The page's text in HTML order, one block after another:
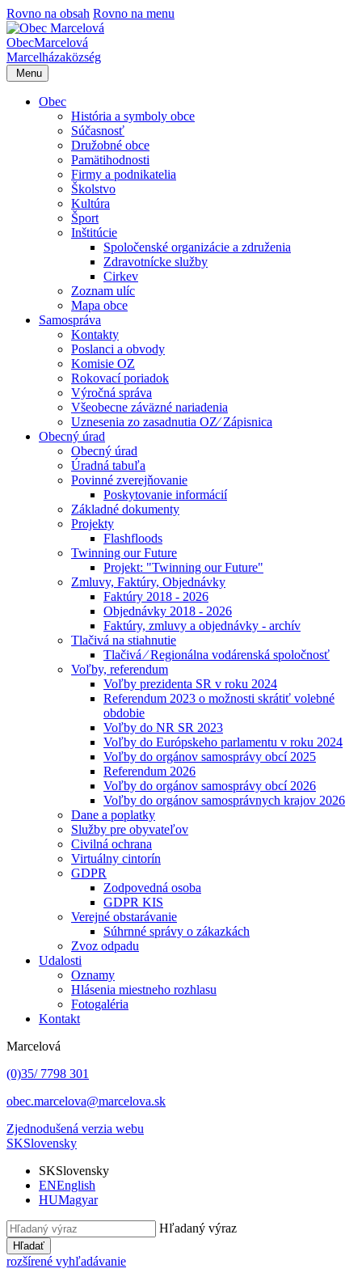
Rovno na obsah Rovno na menu
ObecMarcelová
Marcelházaközség
Menu
Obec
História a symboly obce
Súčasnosť
Družobné obce
Pamätihodnosti
Firmy a podnikatelia
Školstvo
Kultúra
Šport
Inštitúcie
Spoločenské organizácie a združenia
Zdravotnícke služby
Cirkev
Zoznam ulíc
Mapa obce
Samospráva
Kontakty
Poslanci a obvody
Komisie OZ
Rokovací poriadok
Výročná správa
Všeobecne záväzné nariadenia
Uznesenia zo zasadnutia OZ⁄ Zápisnica
Obecný úrad
Obecný úrad
Úradná tabuľa
Povinné zverejňovanie
Poskytovanie informácií
Základné dokumenty
Projekty
Flashfloods
Twinning our Future
Projekt: "Twinning our Future"
Zmluvy, Faktúry, Objednávky
Faktúry 2018 - 2026
Objednávky 2018 - 2026
Faktúry, zmluvy a objednávky - archív
Tlačivá na stiahnutie
Tlačivá ⁄ Regionálna vodárenská spoločnosť
Voľby, referendum
Voľby prezidenta SR v roku 2024
Referendum 2023 o možnosti skrátiť volebné
obdobie
Voľby do NR SR 2023
Voľby do Európskeho parlamentu v roku 2024
Voľby do orgánov samosprávy obcí 2025
Referendum 2026
Voľby do orgánov samosprávy obcí 2026
Voľby do orgánov samosprávnych krajov 2026
Dane a poplatky
Služby pre obyvateľov
Civilná ochrana
Virtuálny cintorín
GDPR
Zodpovedná osoba
GDPR KIS
Verejné obstarávanie
Súhrnné správy o zákazkách
Zvoz odpadu
Udalosti
Oznamy
Hlásenia miestneho rozhlasu
Fotogaléria
Kontakt
Marcelová
(0)35/ 7798 301
obec.marcelova@marcelova.sk
Zjednodušená verzia webu
SKSlovensky
SKSlovensky
ENEnglish
HUMagyar
Hľadaný výraz
Hľadať
rozšírené vyhľadávanie